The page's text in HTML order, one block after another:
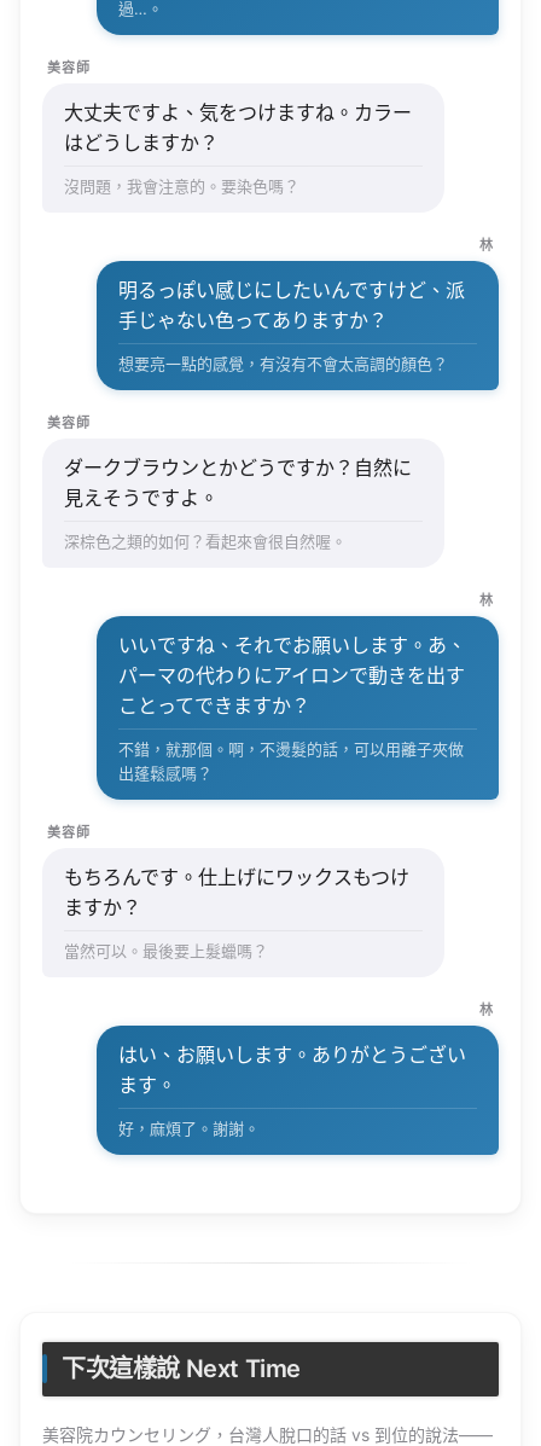
過…。
美容師
大丈夫ですよ、気をつけますね。カラー
はどうしますか？
沒問題，我會注意的。要染色嗎？
林
明るっぽい感じにしたいんですけど、派
手じゃない色ってありますか？
想要亮一點的感覺，有沒有不會太高調的顏色？
美容師
ダークブラウンとかどうですか？自然に
見えそうですよ。
深棕色之類的如何？看起來會很自然喔。
林
いいですね、それでお願いします。あ、
パーマの代わりにアイロンで動きを出す
ことってできますか？
不錯，就那個。啊，不燙髮的話，可以用離子夾做
出蓬鬆感嗎？
美容師
もちろんです。仕上げにワックスもつけ
ますか？
當然可以。最後要上髮蠟嗎？
林
はい、お願いします。ありがとうござい
ます。
好，麻煩了。謝謝。
下次這樣說 Next Time
美容院カウンセリング，台灣人脫口的話 vs 到位的說法——